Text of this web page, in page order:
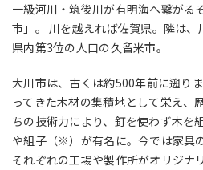
一級河川・筑後川が有明海へ繋がる
市」。 川を越えれば佐賀県。隣は
県内第3位の人口の久留米市。
大川市は、古くは約500年前に遡り
ってきた木材の集積地として栄え、
ちの技術力により、釘を使わず木を
や組子（※）が有名に。今では家具
それぞれの工場や製作所がオリジナ